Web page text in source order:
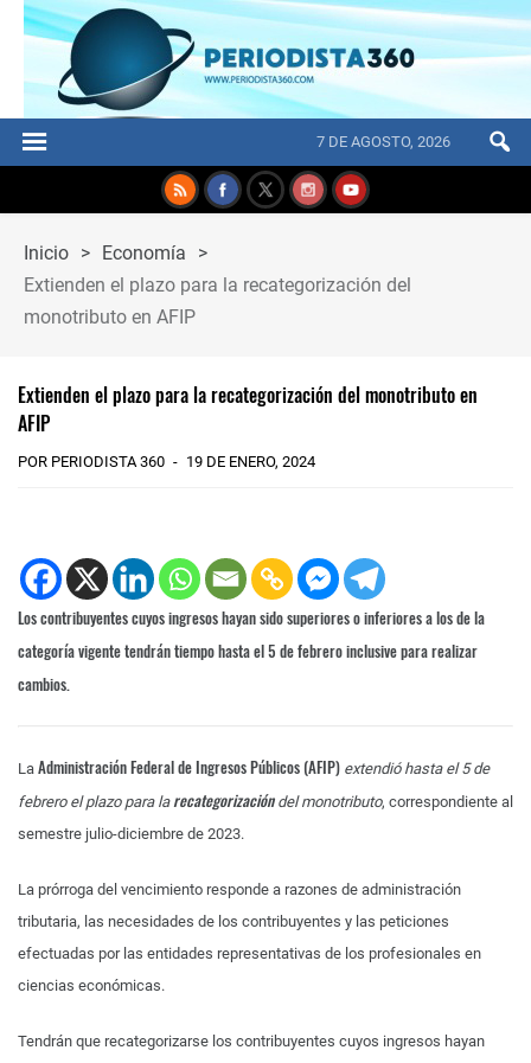
7 DE AGOSTO, 2026
Inicio > Economía
>
Extienden el plazo para la recategorización del
monotributo en AFIP
Extienden el plazo para la recategorización del monotributo en
AFIP
POR PERIODISTA 360 19 DE ENERO, 2024
Los contribuyentes cuyos ingresos hayan sido superiores o inferiores a los de la
categoría vigente tendrán tiempo hasta el 5 de febrero inclusive para realizar
cambios.
La Administración Federal de Ingresos Públicos (AFIP) extendió hasta el 5 de
febrero el plazo para larecategorización del monotributo, correspondiente al
semestre julio-diciembre de 2023.
La prórroga del vencimiento responde a razones de administración
tributaria, las necesidades de los contribuyentes y las peticiones
efectuadas por las entidades representativas de los profesionales en
ciencias económicas.
Tendrán que recategorizarse los contribuyentes cuyos ingresos hayan